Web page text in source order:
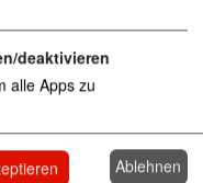
Horteinrichtung
Kinderkrippen
deaktivieren
alle Apps zu
Ablehnen